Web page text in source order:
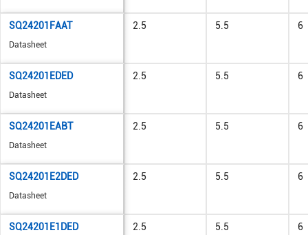
SQ24201FAAT
Datasheet
2.5 5.5 6
SQ24201EDED
Datasheet
2.5 5.5 6
SQ24201EABT
Datasheet
2.5 5.5 6
SQ24201E2DED
Datasheet
2.5 5.5 6
SQ24201E1DED 2.5 5.5 6